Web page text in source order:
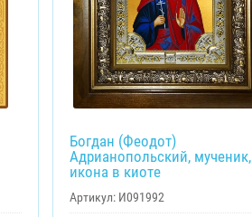
Богдан (Феодот)
Адрианопольский, мученик,
икона в киоте
Артикул: И091992